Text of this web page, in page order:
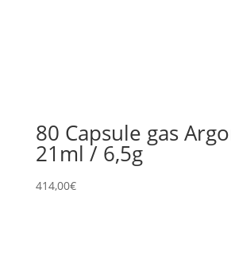
80 Capsule gas
21ml / 6,5g
414,00€